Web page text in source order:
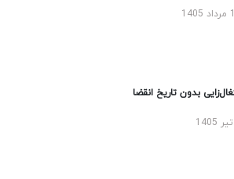
بدون تاریخ انقضا